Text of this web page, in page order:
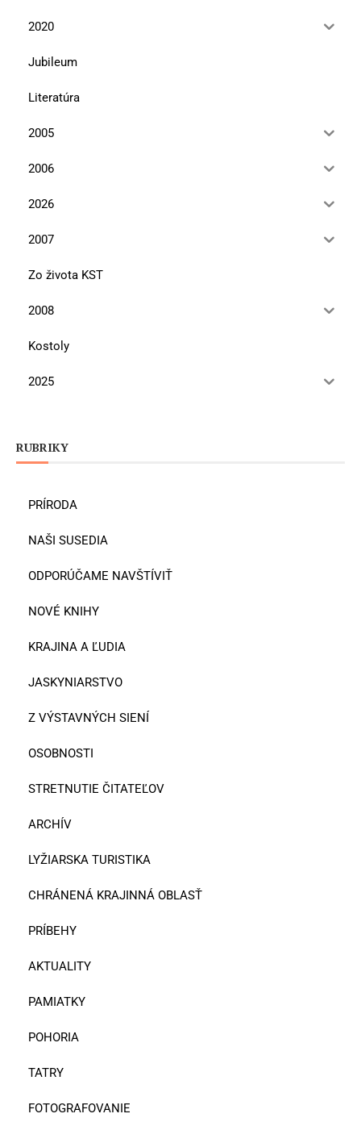
2020
Jubileum
Literatúra
2005
2006
2026
2007
Zo života KST
2008
Kostoly
2025
RUBRIKY
PRÍRODA
NAŠI SUSEDIA
ODPORÚČAME NAVŠTÍVIŤ
NOVÉ KNIHY
KRAJINA A ĽUDIA
JASKYNIARSTVO
Z VÝSTAVNÝCH SIENÍ
OSOBNOSTI
STRETNUTIE ČITATEĽOV
ARCHÍV
LYŽIARSKA TURISTIKA
CHRÁNENÁ KRAJINNÁ OBLASŤ
PRÍBEHY
AKTUALITY
PAMIATKY
POHORIA
TATRY
FOTOGRAFOVANIE